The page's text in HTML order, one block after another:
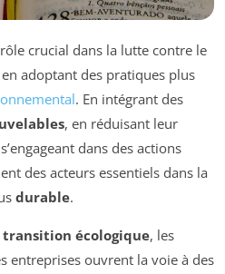
crucial dans la lutte contre le
en adoptant des pratiques plus
. En intégrant des
, en réduisant leur
dans des actions
des acteurs essentiels dans la
durable.
écologique, les
entreprises ouvrent la voie à des